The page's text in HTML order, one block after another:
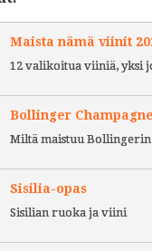
Maista nämä viinit
12 valikoitua viiniä, yksi
Bollinger Champagne
Miltä maistuu Bollingerin
Sisilia-opas
Sisilian ruoka ja viini